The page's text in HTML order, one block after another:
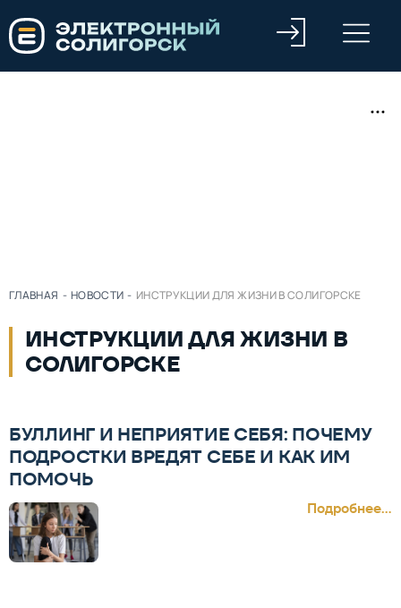
ГЛАВНАЯ - НОВОСТИ - ИНСТРУКЦИИ ДЛЯ ЖИЗНИ В СОЛИГОРСКЕ
ИНСТРУКЦИИ ДЛЯ ЖИЗНИ В
СОЛИГОРСКЕ
БУЛЛИНГ И НЕПРИЯТИЕ СЕБЯ: ПОЧЕМУ
ПОДРОСТКИ ВРЕДЯТ СЕБЕ И КАК ИМ
ПОМОЧЬ
Подробнее...